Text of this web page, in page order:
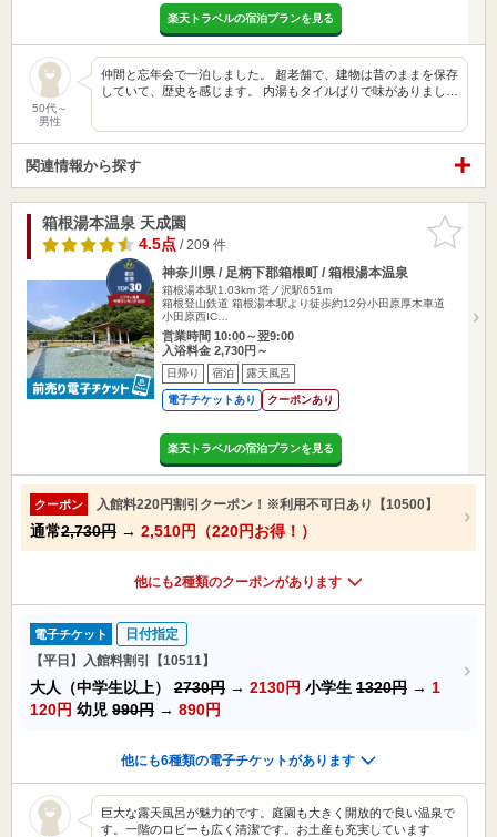
楽天トラベルの宿泊プランを見る
50代～
男性
仲間と忘年会で一泊しました。 超老舗で、建物は昔のままを保存
していて、歴史を感じます。 内湯もタイルばりで味がありまし…
関連情報から探す
お気に入
りに追加
箱根湯本温泉 天成園
4.5点/ 209 件
神奈川県 / 足柄下郡箱根町 / 箱根湯本温泉
箱根湯本駅1.03km 塔ノ沢駅651m
箱根登山鉄道 箱根湯本駅より徒歩約12分小田原厚木車道
小田原西IC…
営業時間 10:00～翌9:00
入浴料金 2,730円～
日帰り 宿泊 露天風呂
電子チケットあり クーポンあり
楽天トラベルの宿泊プランを見る
クーポン 入館料220円割引クーポン！※利用不可日あり【10500】
通常2,730円 → 2,510円（220円お得！）
他にも2種類のクーポンがあります
電子チケット
日付指定
【平日】入館料割引【10511】
大人（中学生以上） 2730円 → 2130円 小学生 1320円 → 1
120円 幼児 990円 → 890円
他にも6種類の電子チケットがあります
巨大な露天風呂が魅力的です。庭園も大きく開放的で良い温泉で
す。一階のロビーも広く清潔です。お土産も充実しています